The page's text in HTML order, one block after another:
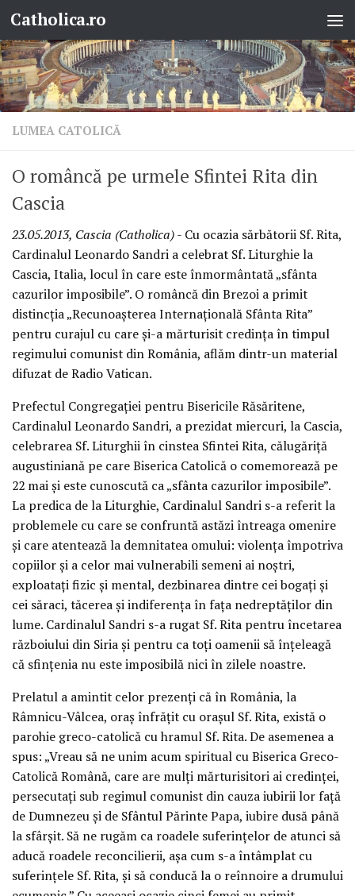
Skip to content
Catholica.ro
LUMEA CATOLICĂ
O româncă pe urmele Sfintei Rita din
Cascia
23.05.2013, Cascia (Catholica)- Cu ocazia sărbătorii Sf. Rita,
Cardinalul Leonardo Sandri a celebrat Sf. Liturghie la
Cascia, Italia, locul în care este înmormântată „sfânta
cazurilor imposibile”. O româncă din Brezoi a primit
distincţia „Recunoaşterea Internaţională Sfânta Rita”
pentru curajul cu care şi-a mărturisit credinţa în timpul
regimului comunist din România, aflăm dintr-un material
difuzat de Radio Vatican.
Prefectul Congregaţiei pentru Bisericile Răsăritene,
Cardinalul Leonardo Sandri, a prezidat miercuri, la Cascia,
celebrarea Sf. Liturghii în cinstea Sfintei Rita, călugăriţă
augustiniană pe care Biserica Catolică o comemorează pe
22 mai şi este cunoscută ca „sfânta cazurilor imposibile”.
La predica de la Liturghie, Cardinalul Sandri s-a referit la
problemele cu care se confruntă astăzi întreaga omenire
şi care atentează la demnitatea omului: violenţa împotriva
copiilor şi a celor mai vulnerabili semeni ai noştri,
exploataţi fizic şi mental, dezbinarea dintre cei bogaţi şi
cei săraci, tăcerea şi indiferenţa în faţa nedreptăţilor din
lume. Cardinalul Sandri s-a rugat Sf. Rita pentru încetarea
războiului din Siria şi pentru ca toţi oamenii să înţeleagă
că sfinţenia nu este imposibilă nici în zilele noastre.
Prelatul a amintit celor prezenţi că în România, la
Râmnicu-Vâlcea, oraş înfrăţit cu oraşul Sf. Rita, există o
parohie greco-catolică cu hramul Sf. Rita. De asemenea a
spus: „Vreau să ne unim acum spiritual cu Biserica Greco-
Catolică Română, care are mulţi mărturisitori ai credinţei,
persecutaţi sub regimul comunist din cauza iubirii lor faţă
de Dumnezeu şi de Sfântul Părinte Papa, iubire dusă până
la sfârşit. Să ne rugăm ca roadele suferinţelor de atunci să
aducă roadele reconcilierii, aşa cum s-a întâmplat cu
suferinţele Sf. Rita, şi să conducă la o reînnoire a drumului